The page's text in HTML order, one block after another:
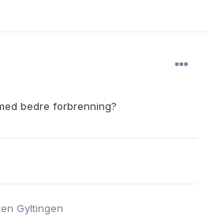
bedre forbrenning?
Gyltingen